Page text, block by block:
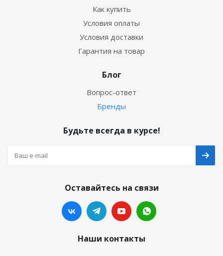
Как купить
Условия оплаты
Условия доставки
Гарантия на товар
Блог
Вопрос-ответ
Бренды
Будьте всегда в курсе!
Оставайтесь на связи
Наши контакты